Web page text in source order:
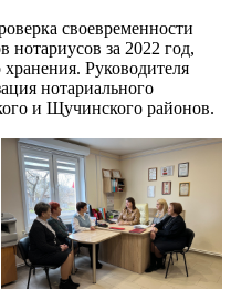
своевременности
нотариусов за 2022 год,
Руководителя
нотариального
и Щучинского районов.